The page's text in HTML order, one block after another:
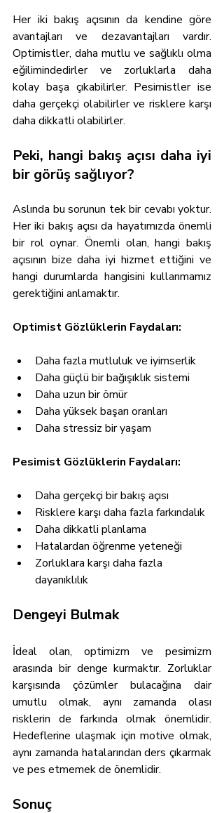
Her iki bakış açısının da kendine göre
avantajları ve dezavantajları vardır.
Optimistler, daha mutlu ve sağlıklı olma
eğilimindedirler ve zorluklarla daha
kolay başa çıkabilirler. Pesimistler ise
daha gerçekçi olabilirler ve risklere karşı
daha dikkatli olabilirler.
Peki, hangi bakış açısı daha iyi
bir görüş sağlıyor?
Aslında bu sorunun tek bir cevabı yoktur.
Her iki bakış açısı da hayatımızda önemli
bir rol oynar. Önemli olan, hangi bakış
açısının bize daha iyi hizmet ettiğini ve
hangi durumlarda hangisini kullanmamız
gerektiğini anlamaktır.
Optimist Gözlüklerin Faydaları:
Daha fazla mutluluk ve iyimserlik
Daha güçlü bir bağışıklık sistemi
Daha uzun bir ömür
Daha yüksek başarı oranları
Daha stressiz bir yaşam
Pesimist Gözlüklerin Faydaları:
Daha gerçekçi bir bakış açısı
Risklere karşı daha fazla farkındalık
Daha dikkatli planlama
Hatalardan öğrenme yeteneği
Zorluklara karşı daha fazla
dayanıklılık
Dengeyi Bulmak
İdeal olan, optimizm ve pesimizm
arasında bir denge kurmaktır. Zorluklar
karşısında çözümler bulacağına dair
umutlu olmak, aynı zamanda olası
risklerin de farkında olmak önemlidir.
Hedeflerine ulaşmak için motive olmak,
aynı zamanda hatalarından ders çıkarmak
ve pes etmemek de önemlidir.
Sonuç